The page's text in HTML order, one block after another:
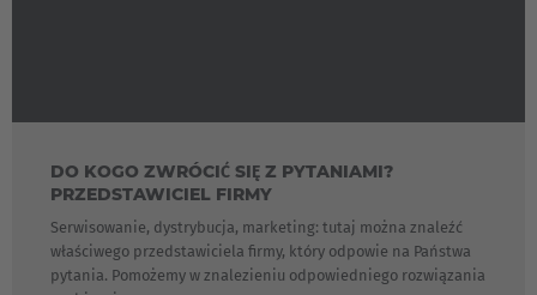
DO KOGO ZWRÓCIĆ SIĘ Z PYTANIAMI?
PRZEDSTAWICIEL FIRMY
Serwisowanie, dystrybucja, marketing: tutaj można znaleźć
właściwego przedstawiciela firmy, który odpowie na Państwa
pytania. Pomożemy w znalezieniu odpowiedniego rozwiązania